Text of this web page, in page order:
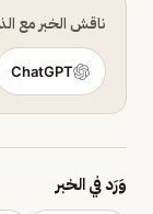
ناقش الخبر مع
ChatGPT
وَرَد في الخبر